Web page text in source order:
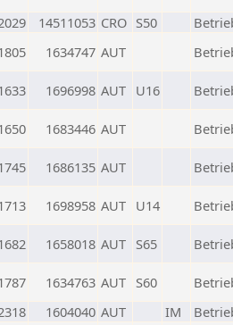
14511053 CRO S50
1634747 AUT
1696998 AUT U16
1683446 AUT
1686135 AUT
1698958 AUT U14
1658018 AUT S65
1634763 AUT S60
1604040 AUT IM